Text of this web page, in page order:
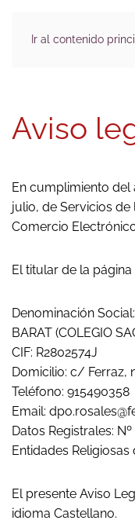
Ir al contenido
Aviso
En cumplimiento del
julio, de Servicios
Comercio
El titular de la
Denominación
BARAT (COLEGIO
CIF: R2802574J
Domicilio: c/ Ferraz,
Teléfono: 915490358
Email:
Datos Registrales:
Entidades
El presente Aviso
idioma Castellano.